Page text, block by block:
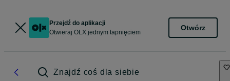
Przejdź do aplikacji
Otwieraj OLX jednym tapnięciem
Otwórz
Znajdź coś dla siebie